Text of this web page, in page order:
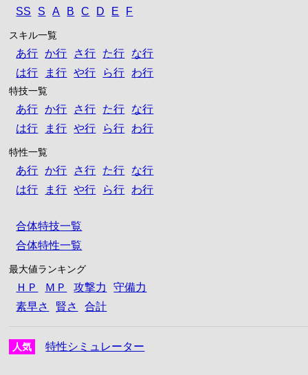
SS S A B C D E F
スキル一覧
あ行 か行 さ行 た行
な行
は行
ま行 や行 ら行 わ行
特技一覧
あ行 か行 さ行 た行
な行
は行
ま行 や行 ら行 わ行
特性一覧
あ行 か行 さ行 た行
な行
は行
ま行 や行 ら行 わ行
合体特技一覧
合体特性一覧
最大値ランキング
ＨＰ ＭＰ 攻撃力
守備力
素早さ
賢さ 合計
人気 特性シミュレーター